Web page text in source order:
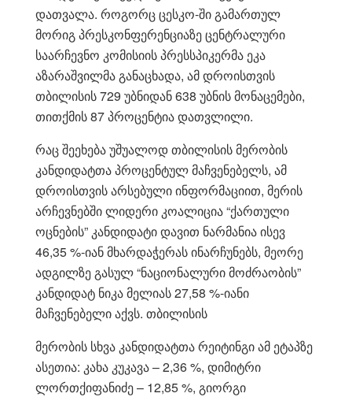
დათვალა. როგორც ცესკო-ში გამართულ
მორიგ პრესკონფერენციაზე ცენტრალური
საარჩევნო კომისიის პრესსპიკერმა ეკა
აზარაშვილმა განაცხადა, ამ დროისთვის
თბილისის 729 უბნიდან 638 უბნის მონაცემები,
თითქმის 87 პროცენტია დათვლილი.
რაც შეეხება უშუალოდ თბილისის მერობის
კანდიდატთა პროცენტულ მაჩვენებელს, ამ
დროისთვის არსებული ინფორმაციით, მერის
არჩევნებში ლიდერი კოალიცია “ქართული
ოცნების” კანდიდატი დავით ნარმანია ისევ
46,35 %-იან მხარდაჭერას ინარჩუნებს, მეორე
ადგილზე გასულ “ნაციონალური მოძრაობის”
კანდიდატ ნიკა მელიას 27,58 %-იანი
მაჩვენებელი აქვს. თბილისის
მერობის სხვა კანდიდატთა რეიტინგი ამ ეტაპზე
ასეთია: კახა კუკავა – 2,36 %, დიმიტრი
ლორთქიფანიძე – 12,85 %, გიორგი